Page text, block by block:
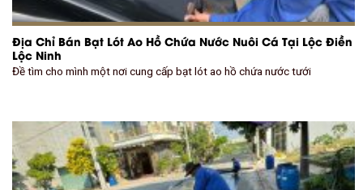
Địa Chỉ Bán Bạt Lót Ao Hồ Chứa Nước Nuôi Cá Tại Lộc Điền
Lộc Ninh
Đề tìm cho mình một nơi cung cấp bạt lót ao hồ chứa nước tưới